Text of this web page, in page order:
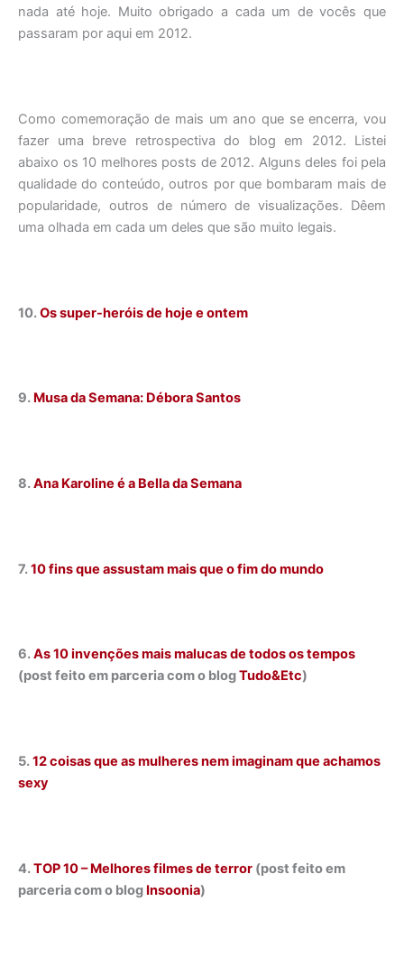
nada até hoje. Muito obrigado a cada um de vocês que
passaram por aqui em 2012.
Como comemoração de mais um ano que se encerra, vou
fazer uma breve retrospectiva do blog em 2012. Listei
abaixo os 10 melhores posts de 2012. Alguns deles foi pela
qualidade do conteúdo, outros por que bombaram mais de
popularidade, outros de número de visualizações. Dêem
uma olhada em cada um deles que são muito legais.
10.Os super-heróis de hoje e ontem
9. Musa da Semana: Débora Santos
8.Ana Karoline é a Bella da Semana
7.10 fins que assustam mais que o fim do mundo
6.As 10 invenções mais malucas de todos os tempos
(post feito em parceria com o blogTudo&Etc)
5.12 coisas que as mulheres nem imaginam que achamos
sexy
4.TOP 10 – Melhores filmes de terror (post feito em
parceria com o blog Insoonia)